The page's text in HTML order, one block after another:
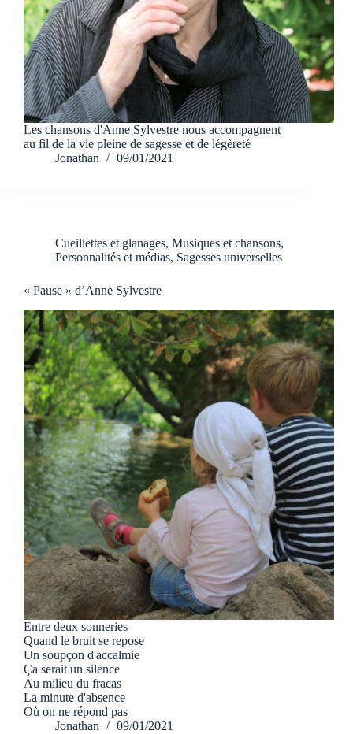
Les chansons d'Anne Sylvestre nous accompagnent
au fil de la vie pleine de sagesse et de légèreté
Jonathan
09/01/2021
Cueillettes et glanages, Musiques et chansons,
Personnalités et médias, Sagesses universelles
« Pause » d’Anne Sylvestre
Entre deux sonneries
Quand le bruit se repose
Un soupçon d'accalmie
Ça serait un silence
Au milieu du fracas
La minute d'absence
Où on ne répond pas
Jonathan
09/01/2021